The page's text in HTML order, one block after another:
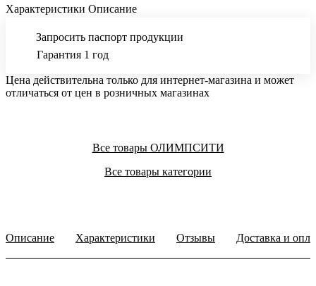
Характеристики Описание
Запросить паспорт продукции
Гарантия 1 год
Цена действительна только для интернет-магазина и может
отличаться от цен в розничных магазинах
Все товары ОЛИМПСИТИ
Все товары категории
Описание Характеристики Отзывы Доставка и